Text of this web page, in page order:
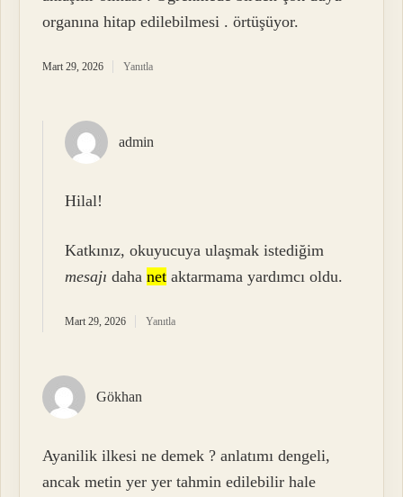
organına hitap edilebilmesi . örtüşüyor.
Mart 29, 2026 Yanıtla
admin
Hilal!
Katkınız, okuyucuya ulaşmak istediğim
mesajı dahanet aktarmama yardımcı oldu.
Mart 29, 2026 Yanıtla
Gökhan
Ayanilik ilkesi ne demek ? anlatımı dengeli,
ancak metin yer yer tahmin edilebilir hale